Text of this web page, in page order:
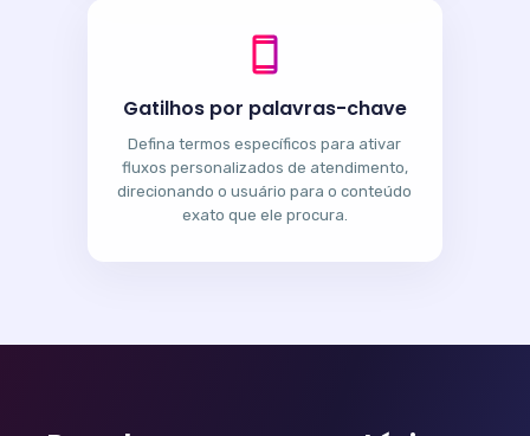
Gatilhos por palavras-chave
Defina termos específicos para ativar
fluxos personalizados de atendimento,
direcionando o usuário para o conteúdo
exato que ele procura.